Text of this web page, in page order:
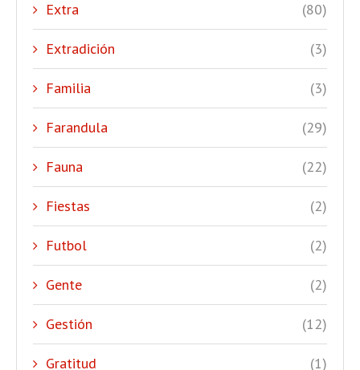
Extra (80)
Extradición (3)
Familia (3)
Farandula (29)
Fauna (22)
Fiestas (2)
Futbol (2)
Gente (2)
Gestión (12)
Gratitud (1)